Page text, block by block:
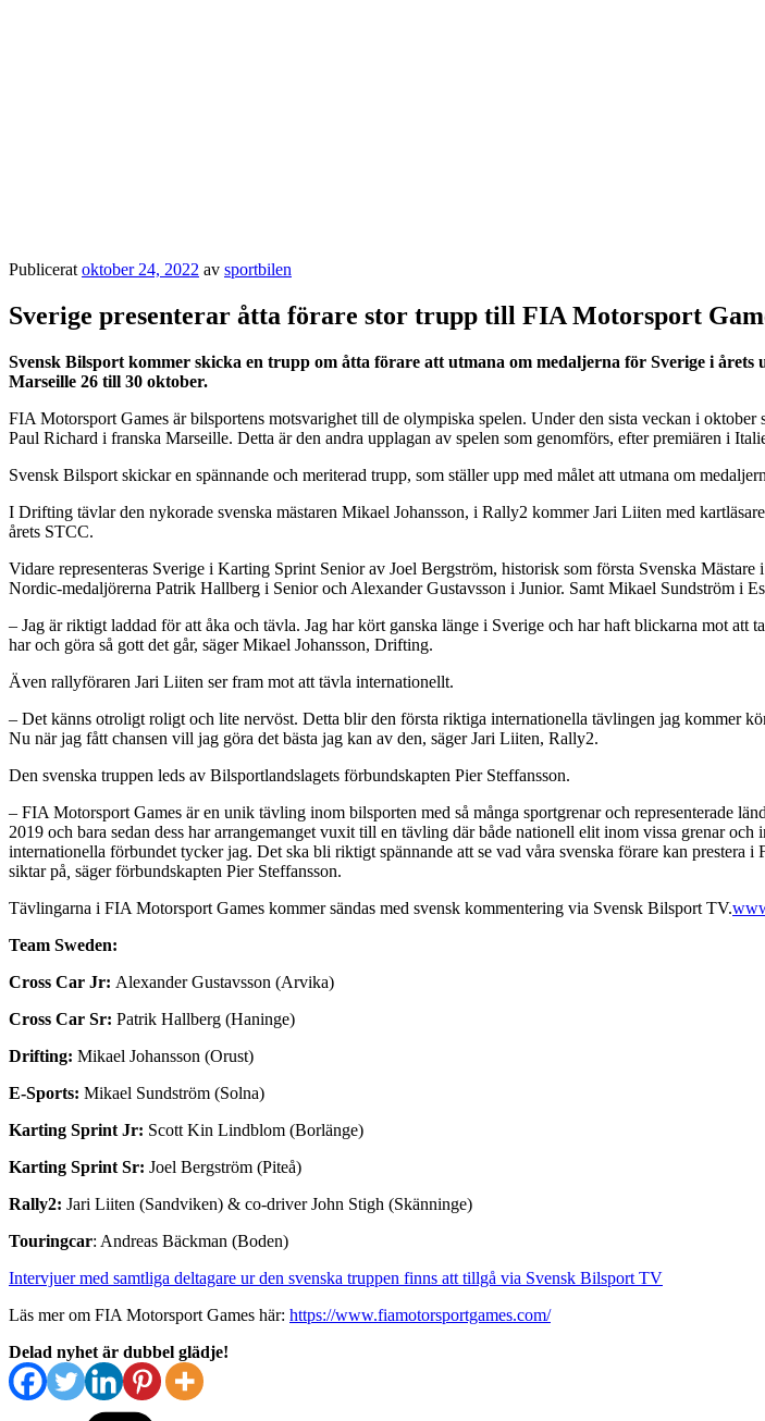
Publicerat oktober 24, 2022 av sportbilen
Sverige presenterar åtta förare stor trupp till FIA Motorsport
Svensk Bilsport kommer skicka en trupp om åtta förare att utmana om medaljerna för Sverige i
Marseille 26 till 30 oktober.
FIA Motorsport Games är bilsportens motsvarighet till de olympiska spelen. Under den sista veckan i
Paul Richard i franska Marseille. Detta är den andra upplagan av spelen som genomförs, efter premiären i
Svensk Bilsport skickar en spännande och meriterad trupp, som ställer upp med målet att utmana om
I Drifting tävlar den nykorade svenska mästaren Mikael Johansson, i Rally2 kommer Jari Liiten med
årets STCC.
Vidare representeras Sverige i Karting Sprint Senior av Joel Bergström, historisk som första Svenska
Nordic-medaljörerna Patrik Hallberg i Senior och Alexander Gustavsson i Junior. Samt Mikael Sundström i
– Jag är riktigt laddad för att åka och tävla. Jag har kört ganska länge i Sverige och har haft blickarna mot
har och göra så gott det går, säger Mikael Johansson, Drifting.
Även rallyföraren Jari Liiten ser fram mot att tävla internationellt.
– Det känns otroligt roligt och lite nervöst. Detta blir den första riktiga internationella tävlingen jag kommer
Nu när jag fått chansen vill jag göra det bästa jag kan av den, säger Jari Liiten, Rally2.
Den svenska truppen leds av Bilsportlandslagets förbundskapten Pier Steffansson.
– FIA Motorsport Games är en unik tävling inom bilsporten med så många sportgrenar och representerade
2019 och bara sedan dess har arrangemanget vuxit till en tävling där både nationell elit inom vissa grenar
internationella förbundet tycker jag. Det ska bli riktigt spännande att se vad våra svenska förare kan
siktar på säger förbundskapten Pier Steffansson.
Tävlingarna i FIA Motorsport Games kommer sändas med svensk kommentering via Svensk Bilsport TV.
Team Sweden:
Cross Car Jr: Alexander Gustavsson (Arvika)
Cross Car Sr: Patrik Hallberg (Haninge)
Drifting: Mikael Johansson (Orust)
E-Sports: Mikael Sundström (Solna)
Karting Sprint Jr: Scott Kin Lindblom (Borlänge)
Karting Sprint Sr: Joel Bergström (Piteå)
Rally2: Jari Liiten (Sandviken) & co-driver John Stigh (Skänninge)
Touringcar: Andreas Bäckman (Boden)
Intervjuer med samtliga deltagare ur den svenska truppen finns att tillgå via Svensk Bilsport TV
Läs mer om FIA Motorsport Games här: https://www.fiamotorsportgames.com/
Delad nyhet är dubbel glädje!